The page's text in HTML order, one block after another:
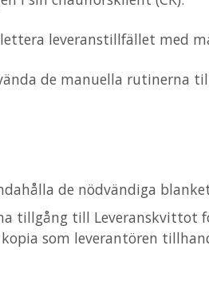
leveranstillfället med
de manuella rutinerna
de nödvändiga
tillgång till Leveranskvittot
som leverantören